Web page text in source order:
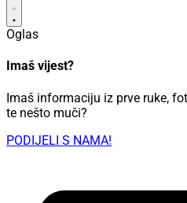
Oglas
Imaš vijest?
Imaš informaciju iz prve ruke,
te nešto muči?
PODIJELI S NAMA!